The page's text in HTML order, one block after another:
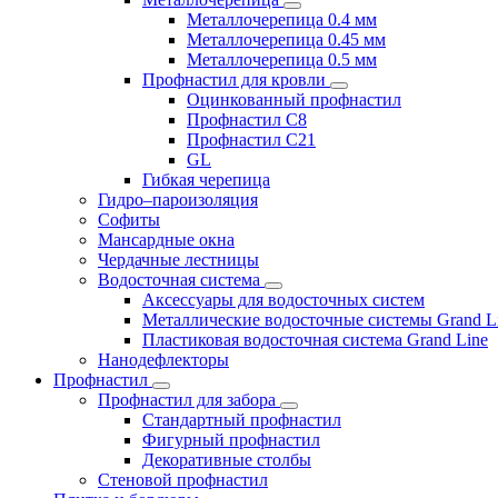
Металлочерепица 0.4 мм
Металлочерепица 0.45 мм
Металлочерепица 0.5 мм
Профнастил для кровли
Оцинкованный профнастил
Профнастил С8
Профнастил С21
GL
Гибкая черепица
Гидро–пароизоляция
Софиты
Мансардные окна
Чердачные лестницы
Водосточная система
Аксессуары для водосточных систем
Металлические водосточные системы Grand
Пластиковая водосточная система Grand Line
Нанодефлекторы
Профнастил
Профнастил для забора
Стандартный профнастил
Фигурный профнастил
Декоративные столбы
Стеновой профнастил